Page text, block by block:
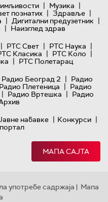
| Музика |
познатих | Здравље |
| Дигитални предузетник |
| Наизглед здрав
| РТС Свет | РТС Наука |
Класика | РТС Коло |
| РТС Полетарац
Радио Београд 2 | Радио
Радио Плетеница | Радио
| Радио Вртешка | Радио
набавке | Конкурси |
МАПА САЈТА
употребе садржаја | Мапа